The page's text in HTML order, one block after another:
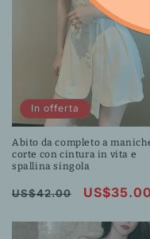
In offerta
Abito da completo a
corte con cintura in vita e
spallina singola
Prezzo
listino
US$42.00
Prezzo
US$35.00